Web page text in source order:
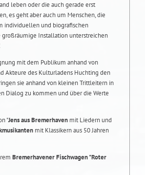
leben oder die auch gerade erst
es geht aber auch um Menschen, die
individuellen und biografischen
Installation unterstreichen
mit dem Publikum anhand von
Akteure des Kulturladens Huchting den
sie anhand von kleinen Trittleitern in
Dialog zu kommen und über die Werte
"Jens aus Bremerhaven mit Liedern und
mit Klassikern aus 50 Jahren
Bremerhavener Fischwagen "Roter